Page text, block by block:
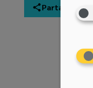
Partager